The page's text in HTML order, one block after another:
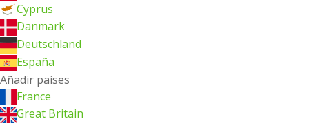
Cyprus
Danmark
Deutschland
España
Añadir países
France
Great Britain